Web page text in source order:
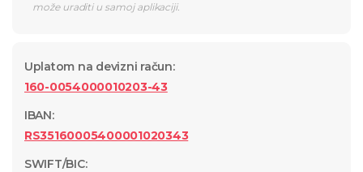
može uraditi u samoj aplikaciji.
Uplatom na devizni račun:
160-0054000010203-43
IBAN:
RS35160005400001020343
SWIFT/BIC: